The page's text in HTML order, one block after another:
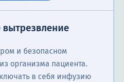
вытрезвление
и безопасном
организма пациента.
в себя инфузию